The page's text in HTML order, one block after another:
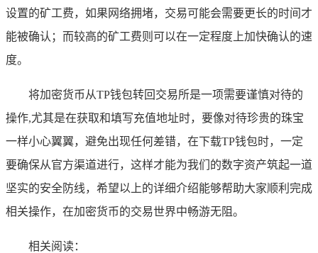
设置的矿工费，如果网络拥堵，交易可能会需要更长的时间才
能被确认；而较高的矿工费则可以在一定程度上加快确认的速
度。
将加密货币从TP钱包转回交易所是一项需要谨慎对待的
操作,尤其是在获取和填写充值地址时，要像对待珍贵的珠宝
一样小心翼翼，避免出现任何差错，在下载TP钱包时，一定
要确保从官方渠道进行，这样才能为我们的数字资产筑起一道
坚实的安全防线，希望以上的详细介绍能够帮助大家顺利完成
相关操作，在加密货币的交易世界中畅游无阻。
相关阅读：